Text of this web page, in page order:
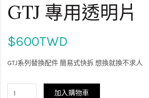
GTJ 專用透明片
$600TWD
GTJ系列替換配件 簡易式快拆 想換就換不求人
加入購物車